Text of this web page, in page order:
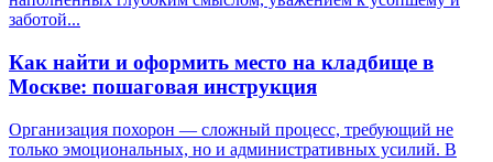
заботой...
Как найти и оформить место на кладбище в
Москве: пошаговая инструкция
Организация похорон — сложный процесс, требующий не
только эмоциональных, но и административных усилий. В